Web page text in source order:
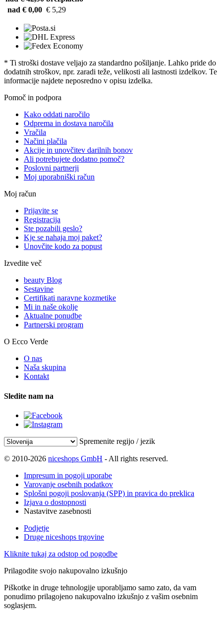
nad € 0,00 € 5,29
* Ti stroški dostave veljajo za standardno pošiljanje. Lahko pride do
dodatnih stroškov, npr. zaradi teže, velikosti ali lastnosti izdelkov. Te
informacije najdete neposredno v opisu izdelka.
Pomoč in podpora
Kako oddati naročilo
Odprema in dostava naročila
Vračila
Načini plačila
Akcije in unovčitev darilnih bonov
Ali potrebujete dodatno pomoč?
Poslovni partnerji
Moj uporabniški račun
Moj račun
Prijavite se
Registracija
Ste pozabili geslo?
Kje se nahaja moj paket?
Unovčite kodo za popust
Izvedite več
beauty Blog
Sestavine
Certifikati naravne kozmetike
Mi in naše okolje
Aktualne ponudbe
Partnerski program
O Ecco Verde
O nas
Naša skupina
Kontakt
Sledite nam na
Spremenite regijo / jezik
© 2010-2026 niceshops GmbH - All rights reserved.
Impresum in pogoji uporabe
Varovanje osebnih podatkov
Splošni pogoji poslovanja (SPP) in pravica do preklica
Izjava o dostopnosti
Nastavitve zasebnosti
Podjetje
Druge niceshops trgovine
Kliknite tukaj za odstop od pogodbe
Prilagodite svojo nakupovalno izkušnjo
Piškotke in druge tehnologije uporabljamo samo zato, da vam
ponudimo prilagojeno nakupovalno izkušnjo z vašim osebnim
soglasjem.